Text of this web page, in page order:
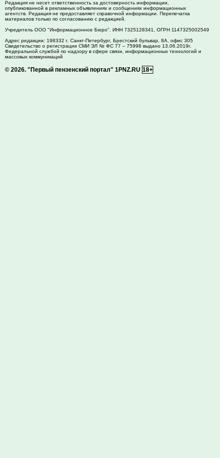
Редакция не несет ответственность за достоверность информации,
опубликованной в рекламных объявлениях и сообщениях информационных
агентств. Редакция не предоставляет справочной информации. Перепечатка
материалов только по согласованию с редакцией.
Учредитель ООО "Информационное Бюро". ИНН 7325128341, ОГРН 1147325002549
Адрес редакции: 198332 г. Санкт-Петербург, Брестский бульвар, 8А, офис 305
Свидетельство о регистрации СМИ ЭЛ № ФС 77 – 75998 выдано 13.06.2019г.
Федеральной службой по надзору в сфере связи, информационных технологий и
массовых коммуникаций
© 2026. "Первый пензенский портал" 1PNZ.RU 18+